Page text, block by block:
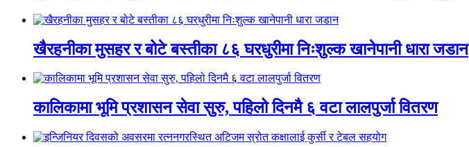
खैरहनीका मुसहर र बोटे बस्तीका ८६ घरधुरीमा निःशुल्क खानेपानी धारा जडान
कालिकामा भूमि प्रशासन सेवा सुरु, पहिलो दिनमै ६ वटा लालपुर्जा वितरण